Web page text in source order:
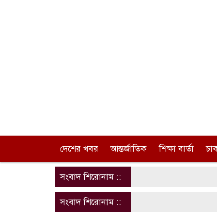
দেশের খবর আন্তর্জাতিক শিক্ষা বার্তা
সংবাদ শিরোনাম ::
সংবাদ শিরোনাম ::